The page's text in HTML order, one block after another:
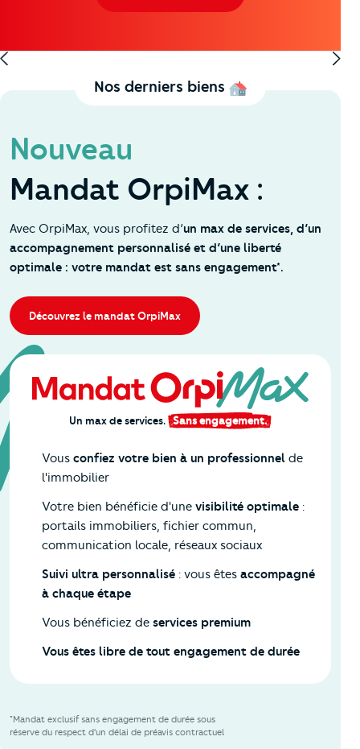
Nos derniers biens
Nouveau
Mandat OrpiMax :
Avec OrpiMax, vous profitez d’un max de services, d’un
accompagnement personnalisé et d’une liberté
optimale : votre mandat est sans engagement*.
Découvrez le mandat OrpiMax
Un max de services. Sans engagement.
Vous confiez votre bien à un professionnel de
l'immobilier
Votre bien bénéficie d'une visibilité optimale :
portails immobiliers, fichier commun,
communication locale, réseaux sociaux
Suivi ultra personnalisé : vous êtes accompagné
à chaque étape
Vous bénéficiez de services premium
Vous êtes libre de tout engagement de durée
*Mandat exclusif sans engagement de durée sous
réserve du respect d'un délai de préavis contractuel